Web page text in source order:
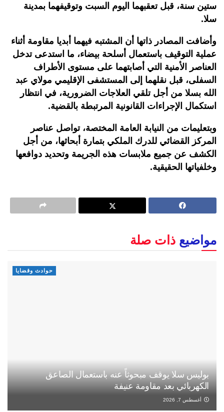
ستين سنة، قبل تعقبهما اليوم السبت وتوقيفهما بمدينة
سلا.
وأضافت المصادر ذاتها أن المشتبه فيهما أبديا مقاومة أثناء
عملية التوقيف باستعمال أسلحة بيضاء، ما استدعى تدخل
العناصر الأمنية التي أصابتهما على مستوى الأطراف
السفلى، قبل نقلهما إلى المستشفى الإقليمي مولاي عبد
الله بسلا من أجل تلقي العلاجات الضرورية، في انتظار
استكمال الإجراءات القانونية المرتبطة بالقضية.
وبتعليمات من النيابة العامة المختصة، تواصل عناصر
المركز القضائي للدرك الملكي بتمارة أبحاثها، من أجل
الكشف عن جميع ملابسات هذه الجريمة وتحديد دوافعها
وخلفياتها الحقيقية.
مواضيع ذات صلة
حوادث وقضايا
بوليس سلا يوقف مبحوثاً عنه باستعمال الصاعق
الكهربائي بعد مقاومة عنيفة
أغسطس 7, 2026